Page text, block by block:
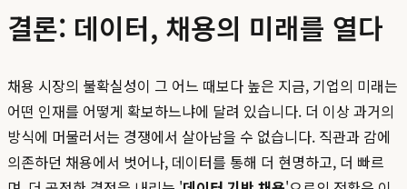
결론: 데이터, 채용의 미래를 열다
채용 시장의 불확실성이 그 어느 때보다 높은 지금, 기업의 미래는
어떤 인재를 어떻게 확보하느냐에 달려 있습니다. 더 이상 과거의
방식에 머물러서는 경쟁에서 살아남을 수 없습니다. 직관과 감에
의존하던 채용에서 벗어나, 데이터를 통해 더 현명하고, 더 빠르